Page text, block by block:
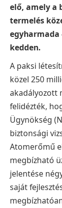
elő, amely a
termelés
kedden.
A paksi
közel 250
akadályozott
felidézték,
Ügynökség
biztonsági
Atomerőmű
megbízható
jelentése
saját